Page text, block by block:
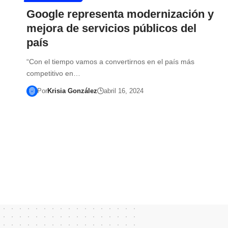
Google representa modernización y
mejora de servicios públicos del
país
“Con el tiempo vamos a convertirnos en el país más
competitivo en…
PorKrisia González abril 16, 2024